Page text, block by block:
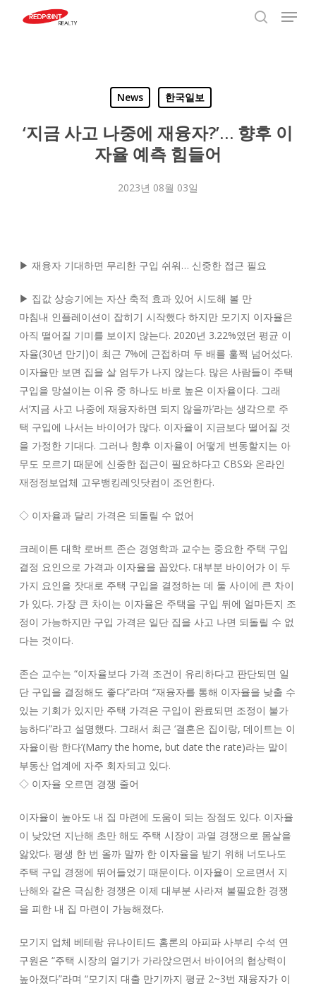
Menu
News 한국일보
‘지금 사고 나중에 재융자?’… 향후 이
자율 예측 힘들어
2023년 08월 03일
▶ 재융자 기대하면 무리한 구입 쉬워… 신중한 접근 필요
▶ 집값 상승기에는 자산 축적 효과 있어 시도해 볼 만
마침내 인플레이션이 잡히기 시작했다 하지만 모기지 이자율은
아직 떨어질 기미를 보이지 않는다. 2020년 3.22%였던 평균 이
자율(30년 만기)이 최근 7%에 근접하며 두 배를 훌쩍 넘어섰다.
이자율만 보면 집을 살 엄두가 나지 않는다. 많은 사람들이 주택
구입을 망설이는 이유 중 하나도 바로 높은 이자율이다. 그래
서‘지금 사고 나중에 재융자하면 되지 않을까’라는 생각으로 주
택 구입에 나서는 바이어가 많다. 이자율이 지금보다 떨어질 것
을 가정한 기대다. 그러나 향후 이자율이 어떻게 변동할지는 아
무도 모르기 때문에 신중한 접근이 필요하다고 CBS와 온라인
재정정보업체 고우뱅킹레잇닷컴이 조언한다.
◇ 이자율과 달리 가격은 되돌릴 수 없어
크레이튼 대학 로버트 존슨 경영학과 교수는 중요한 주택 구입
결정 요인으로 가격과 이자율을 꼽았다. 대부분 바이어가 이 두
가지 요인을 잣대로 주택 구입을 결정하는 데 둘 사이에 큰 차이
가 있다. 가장 큰 차이는 이자율은 주택을 구입 뒤에 얼마든지 조
정이 가능하지만 구입 가격은 일단 집을 사고 나면 되돌릴 수 없
다는 것이다.
존슨 교수는 “이자율보다 가격 조건이 유리하다고 판단되면 일
단 구입을 결정해도 좋다”라며 “재융자를 통해 이자율을 낮출 수
있는 기회가 있지만 주택 가격은 구입이 완료되면 조정이 불가
능하다”라고 설명했다. 그래서 최근 ‘결혼은 집이랑, 데이트는 이
자율이랑 한다’(Marry the home, but date the rate)라는 말이
부동산 업계에 자주 회자되고 있다.
◇ 이자율 오르면 경쟁 줄어
이자율이 높아도 내 집 마련에 도움이 되는 장점도 있다. 이자율
이 낮았던 지난해 초만 해도 주택 시장이 과열 경쟁으로 몸살을
앓았다. 평생 한 번 올까 말까 한 이자율을 받기 위해 너도나도
주택 구입 경쟁에 뛰어들었기 때문이다. 이자율이 오르면서 지
난해와 같은 극심한 경쟁은 이제 대부분 사라져 불필요한 경쟁
을 피한 내 집 마련이 가능해졌다.
모기지 업체 베테랑 유나이티드 홈론의 아피파 사부리 수석 연
구원은 “주택 시장의 열기가 가라앉으면서 바이어의 협상력이
높아졌다”라며 “모기지 대출 만기까지 평균 2~3번 재융자가 이